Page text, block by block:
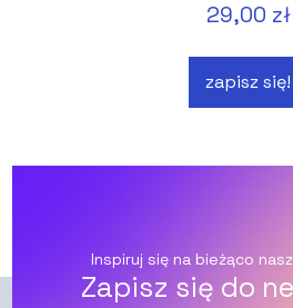
29,00 zł
zapisz się!
Inspiruj się na bieżąco
Zapisz się do